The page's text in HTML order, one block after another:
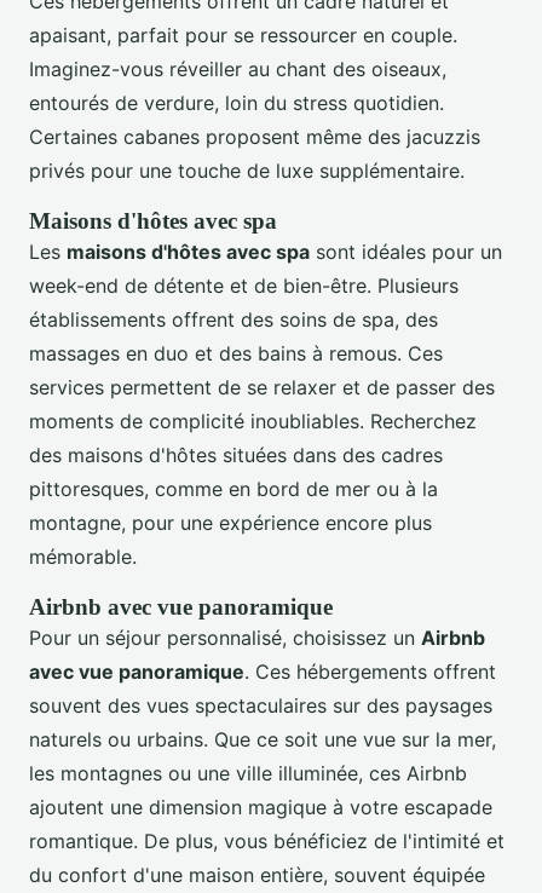
apaisant, parfait pour se ressourcer en couple.
Imaginez-vous réveiller au chant des oiseaux,
entourés de verdure, loin du stress quotidien.
Certaines cabanes proposent même des jacuzzis
privés pour une touche de luxe supplémentaire.
Maisons d'hôtes avec spa
Les maisons d'hôtes avec spa sont idéales pour un
week-end de détente et de bien-être. Plusieurs
établissements offrent des soins de spa, des
massages en duo et des bains à remous. Ces
services permettent de se relaxer et de passer des
moments de complicité inoubliables. Recherchez
des maisons d'hôtes situées dans des cadres
pittoresques, comme en bord de mer ou à la
montagne, pour une expérience encore plus
mémorable.
Airbnb avec vue panoramique
Pour un séjour personnalisé, choisissez un Airbnb
avec vue panoramique. Ces hébergements offrent
souvent des vues spectaculaires sur des paysages
naturels ou urbains. Que ce soit une vue sur la mer,
les montagnes ou une ville illuminée, ces Airbnb
ajoutent une dimension magique à votre escapade
romantique. De plus, vous bénéficiez de l'intimité et
du confort d'une maison entière, souvent équipée